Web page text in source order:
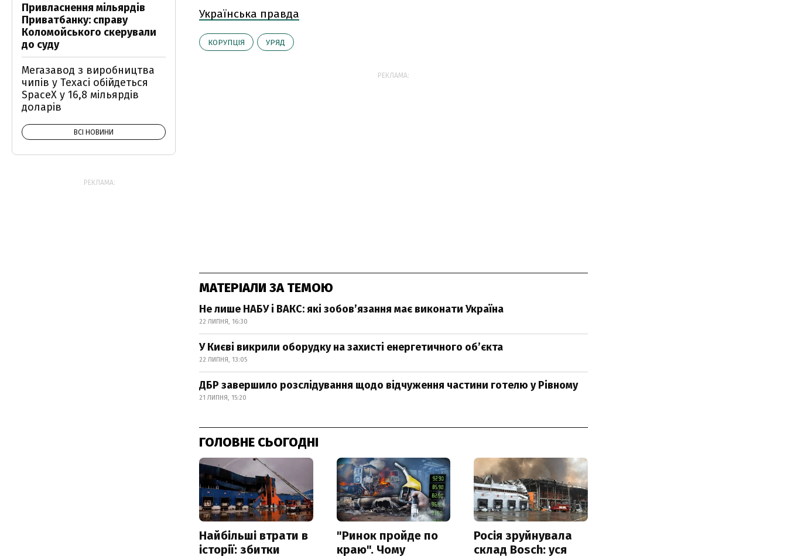
Українська правда
КОРУПЦІЯ УРЯД
РЕКЛАМА:
МАТЕРІАЛИ ЗА ТЕМОЮ
Не лише НАБУ і ВАКС: які зобов’язання має виконати Україна
22 ЛИПНЯ, 16:30
У Києві викрили оборудку на захисті енергетичного об’єкта
22 ЛИПНЯ, 13:05
ДБР завершило розслідування щодо відчуження частини готелю у Рівному
21 ЛИПНЯ, 15:20
ГОЛОВНЕ СЬОГОДНІ
Найбільші втрати в
історії: збитки
"Ринок пройде по
краю". Чому
Росія зруйнувала
склад Bosch: уся
Привласнення мільярдів
Приватбанку: справу
Коломойського скерували
до суду
Мегазавод з виробництва
чипів у Техасі обійдеться
SpaceX у 16,8 мільярдів
доларів
ВСІ НОВИНИ
РЕКЛАМА: